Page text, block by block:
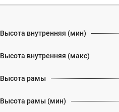
Высота внутренняя (мин)
Высота внутренняя (макс)
Высота рамы
Высота рамы (мин)